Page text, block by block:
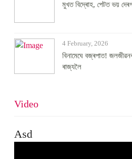
মুখত বিদ্ৰোহ, পেটত ভয়
4 February, 2026
বিনামেঘে বজ্ৰপাত!
ৰাজ্যলৈ
Video
Asd